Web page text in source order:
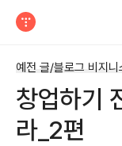
예전 글/블로그 비지니
창업하기
라_2편